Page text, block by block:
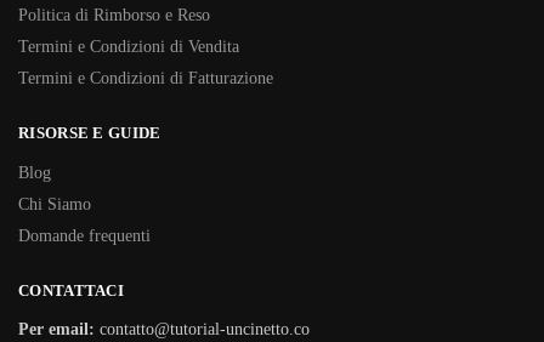
Politica di Rimborso e Reso
Termini e Condizioni di Vendita
Termini e Condizioni di Fatturazione
RISORSE E GUIDE
Blog
Chi Siamo
Domande frequenti
CONTATTACI
Per email: contatto@tutorial-uncinetto.co